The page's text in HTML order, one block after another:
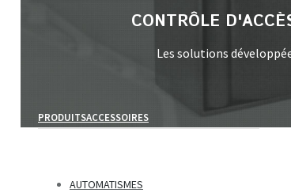
CONTRÔLE
Les solutions
PRODUITSACCESSOIRES
AUTOMATISMES